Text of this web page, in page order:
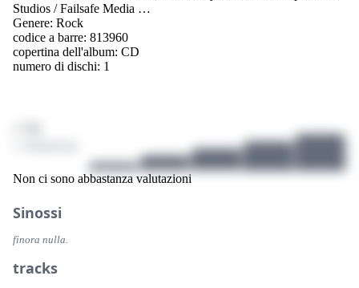
Studios /Failsafe Media …
Genere: Rock
codice a barre: 813960
copertina dell'album: CD
numero di dischi: 1
Non ci sono abbastanza valutazioni
Sinossi
finora nulla.
tracks